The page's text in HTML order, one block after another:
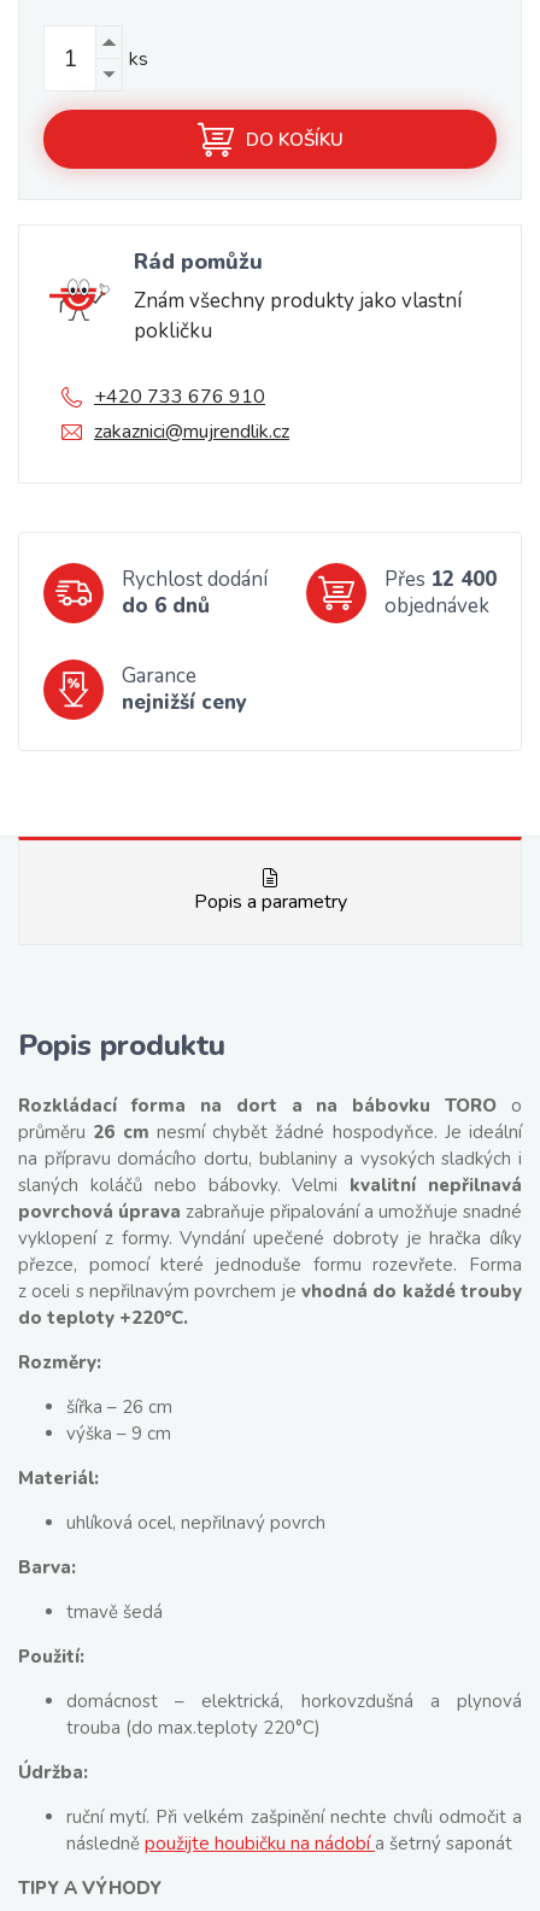
ks
DO KOŠÍKU
Rád pomůžu
Znám všechny produkty jako vlastní
pokličku
+420 733 676 910
zakaznici@mujrendlik.cz
Rychlost dodání
do 6 dnů
Přes 12 400
objednávek
Garance
nejnižší ceny
Popis a parametry
Popis produktu
Rozkládací forma na dort a na bábovku TORO o
průměru 26 cm nesmí chybět žádné hospodyňce. Je ideální
na přípravu domácího dortu, bublaniny a vysokých sladkých i
slaných koláčů nebo bábovky. Velmi kvalitní nepřilnavá
povrchová úprava zabraňuje připalování a umožňuje snadné
vyklopení z formy. Vyndání upečené dobroty je hračka díky
přezce, pomocí které jednoduše formu rozevřete. Forma
z oceli s nepřilnavým povrchem je vhodná do každé trouby
do teploty +220°C.
Rozměry:
šířka – 26 cm
výška – 9 cm
Materiál:
uhlíková ocel, nepřilnavý povrch
Barva:
tmavě šedá
Použití:
domácnost – elektrická, horkovzdušná a plynová
trouba (do max.teploty 220°C)
Údržba:
ruční mytí. Při velkém zašpinění nechte chvíli odmočit a
následně použijte houbičku na nádobía šetrný saponát
TIPY A VÝHODY